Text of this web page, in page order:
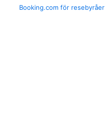
Booking.com för resebyråer